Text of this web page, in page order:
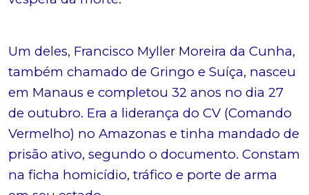
Um deles, Francisco Myller Moreira da Cunha,
também chamado de Gringo e Suíça, nasceu
em Manaus e completou 32 anos no dia 27
de outubro. Era a liderança do CV (Comando
Vermelho) no Amazonas e tinha mandado de
prisão ativo, segundo o documento. Constam
na ficha homicídio, tráfico e porte de arma